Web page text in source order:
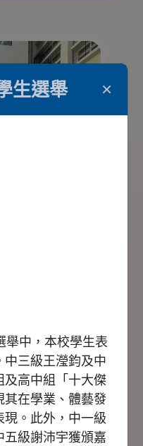
港精英牆球大
生選舉 ×
舉中，本校學生表
三級王瀅鈞及中
及高中組「十大傑
其在學業、體藝發
現。此外，中一級
五級謝沛宇獲頒嘉